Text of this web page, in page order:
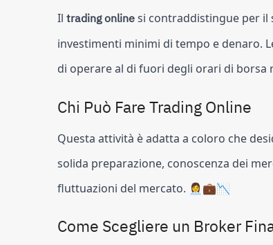
Il trading onlinesi contraddistingue per
investimenti minimi di tempo e denaro.
di operare al di fuori degli orari di borsa
Chi Può Fare Trading Online
Questa attività è adatta a coloro che
solida preparazione, conoscenza dei
fluttuazioni del mercato. 👩‍💼💼📉
Come Scegliere un Broker